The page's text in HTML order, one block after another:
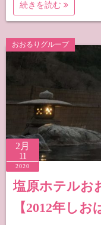
続きを読む
おおるりグループ
2月
11
2020
塩原ホテルお
【2012年しお